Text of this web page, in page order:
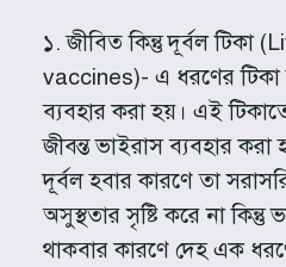
১. জীবিত কিন্তু দূর্বল টিকা
vaccines)- এ ধরণের টিকা
ব্যবহার করা হয়। এই
জীবন্ত ভাইরাস ব্যবহার
দূর্বল হবার কারণে তা
অসুস্থতার সৃষ্টি করে না
থাকবার কারণে দেহ এক